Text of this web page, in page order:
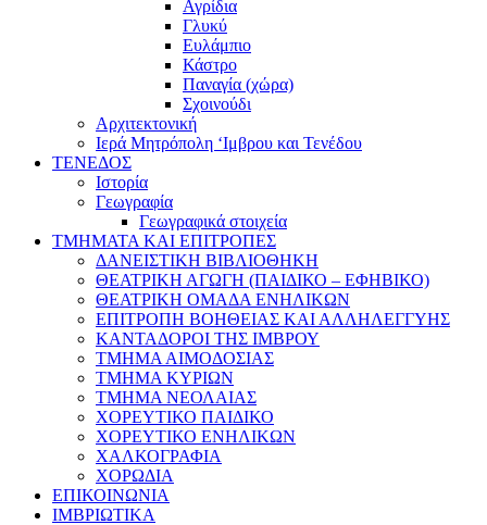
Αγρίδια
Γλυκύ
Ευλάμπιο
Κάστρο
Παναγία (χώρα)
Σχοινούδι
Αρχιτεκτονική
Ιερά Μητρόπολη ‘Ιμβρου και Τενέδου
ΤΕΝΕΔΟΣ
Ιστορία
Γεωγραφία
Γεωγραφικά στοιχεία
ΤΜΗΜΑΤΑ ΚΑΙ ΕΠΙΤΡΟΠΕΣ
ΔΑΝΕΙΣΤΙΚΗ ΒΙΒΛΙΟΘΗΚΗ
ΘΕΑΤΡΙΚΗ ΑΓΩΓΗ (ΠΑΙΔΙΚΟ – ΕΦΗΒΙΚΟ)
ΘΕΑΤΡΙΚΗ ΟΜΑΔΑ ΕΝΗΛΙΚΩΝ
ΕΠΙΤΡΟΠΗ ΒΟΗΘΕΙΑΣ ΚΑΙ ΑΛΛΗΛΕΓΓΥΗΣ
ΚΑΝΤΑΔΟΡΟΙ ΤΗΣ ΙΜΒΡΟΥ
ΤΜΗΜΑ ΑΙΜΟΔΟΣΙΑΣ
ΤΜΗΜΑ ΚΥΡΙΩΝ
ΤΜΗΜΑ ΝΕΟΛΑΙΑΣ
ΧΟΡΕΥΤΙΚΟ ΠΑΙΔΙΚΟ
ΧΟΡΕΥΤΙΚΟ ΕΝΗΛΙΚΩΝ
ΧΑΛΚΟΓΡΑΦΙΑ
ΧΟΡΩΔΙΑ
ΕΠΙΚΟΙΝΩΝΙΑ
ΙΜΒΡΙΩΤΙΚΑ